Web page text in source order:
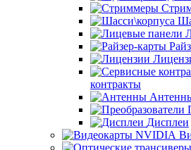
контракты
Дисплеи